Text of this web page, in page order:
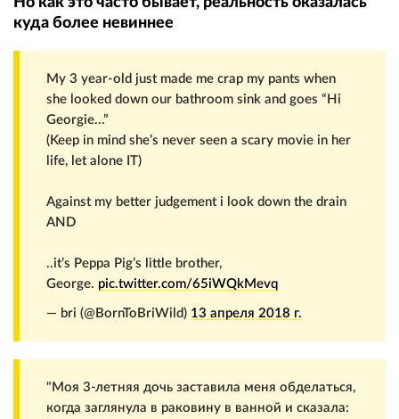
куда более невиннее
My 3 year-old just made me crap my pants when
she looked down our bathroom sink and goes “Hi
Georgie...”
(Keep in mind she’s never seen a scary movie in her
life, let alone IT)
Against my better judgement i look down the drain
AND
..it’s Peppa Pig’s little brother,
George. pic.twitter.com/65iWQkMevq
— bri (@BornToBriWild) 13 апреля 2018 г.
"Моя 3-летняя дочь заставила меня обделаться,
когда заглянула в раковину в ванной и сказала: